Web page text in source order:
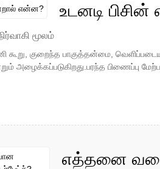
உடனடி
மூலம்
கூறு, குறைந்த பாகுத்தன்மை,
அழைக்கப்படுகிறது.பரந்த பிணைப்பு
எத்தனை